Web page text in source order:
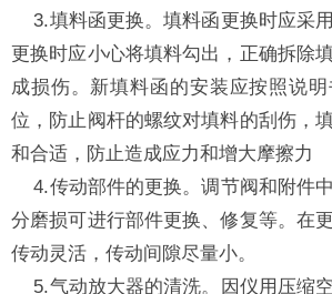
3.填料函更换。填料函更换时应采
更换时应小心将填料勾出，正确拆除
成损伤。新填料函的安装应按照说
位，防止阀杆的螺纹对填料的刮伤，
和合适，防止造成应力和增大摩擦力
4.传动部件的更换。调节阀和附件
分磨损可进行部件更换、修复等。在
传动灵活，传动间隙尽量小。
5.气动放大器的清洗。因仪用压缩